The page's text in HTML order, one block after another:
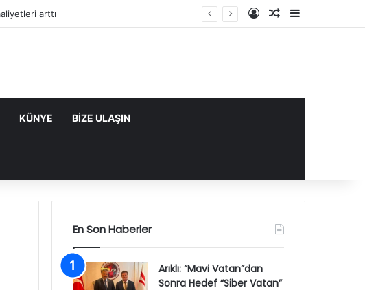
Kayıt OlRastgele Makale
Kenar
KÜNYE BİZE ULAŞIN
En Son Haberler
Arıklı: “Mavi Vatan”dan
Sonra Hedef “Siber Vatan”